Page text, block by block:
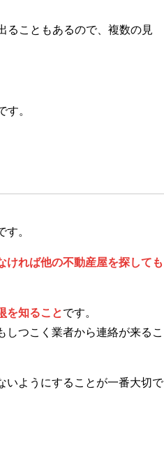
ることもあるので、複数の見
す。
。
ければ他の不動産屋を探しても
を知ることです。
しつこく業者から連絡が来るこ
いようにすることが一番大切で